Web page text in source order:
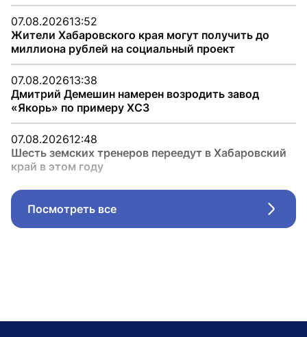
07.08.202613:52
Жители Хабаровского края могут получить до
миллиона рублей на социальный проект
07.08.202613:38
Дмитрий Демешин намерен возродить завод
«Якорь» по примеру ХСЗ
07.08.202612:48
Шесть земских тренеров переедут в Хабаровский
край в этом году
Посмотреть все